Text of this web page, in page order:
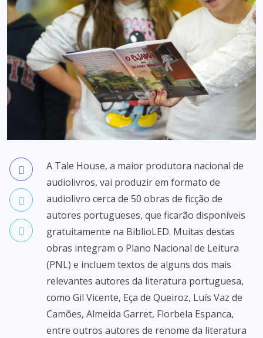
A Tale House, a maior produtora nacional de
audiolivros, vai produzir em formato de
audiolivro cerca de 50 obras de ficção de
autores portugueses, que ficarão disponíveis
gratuitamente na BiblioLED. Muitas destas
obras integram o Plano Nacional de Leitura
(PNL) e incluem textos de alguns dos mais
relevantes autores da literatura portuguesa,
como Gil Vicente, Eça de Queiroz, Luís Vaz de
Camões, Almeida Garret, Florbela Espanca,
entre outros autores de renome da literatura